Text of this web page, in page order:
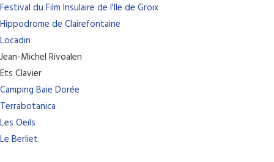
Festival du Film Insulaire de l'Ile de Groix
Hippodrome de Clairefontaine
Locadin
Jean-Michel Rivoalen
Ets Clavier
Camping Baie Dorée
Terrabotanica
Les Oeils
Le Berliet